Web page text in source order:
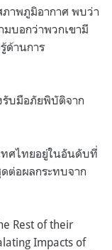
าพภูมิอากาศ พบว่า
บอกว่าพวกเขามี
ด้านการ
รับมือภัยพิบัติจาก
ทศไทยอยู่ในอันดับที่
ต่อผลกระทบจาก
Rest of their
Impacts of